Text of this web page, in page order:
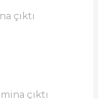
çıktı
çıktı